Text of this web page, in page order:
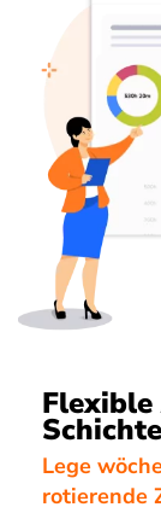
Lege
rotierende